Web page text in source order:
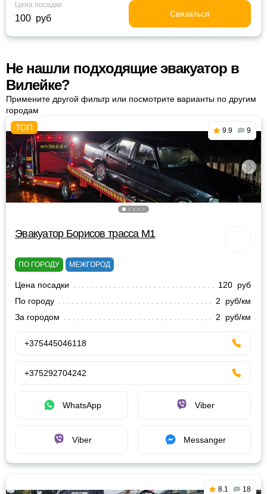
Цена посадки
100 руб Связаться
Не нашли подходящие эвакуатор в
Вилейке?
Примените другой фильтр или посмотрите варианты по другим
городам
9.9 9
Эвакуатор Борисов трасса М1
ПО ГОРОДУ МЕЖГОРОД
Цена посадки
120 руб
По городу
2 руб/км
За городом
2 руб/км
+375445046118
+375292704242
WhatsApp Viber
Viber Messanger
8.1 18